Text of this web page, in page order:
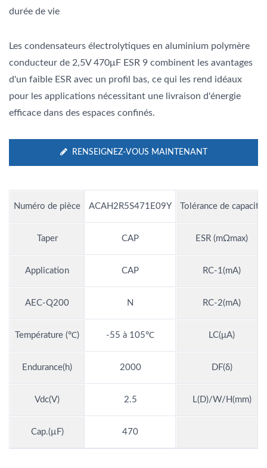
durée de vie
Les condensateurs électrolytiques en aluminium polymère
conducteur de 2,5V 470μF ESR 9 combinent les avantages
d'un faible ESR avec un profil bas, ce qui les rend idéaux
pour les applications nécessitant une livraison d'énergie
efficace dans des espaces confinés.
RENSEIGNEZ-VOUS MAINTENANT
Numéro de pièce ACAH2R5S471E09Y Tolérance de capacité
Taper CAP ESR (mΩmax)
Application CAP RC-1(mA)
AEC-Q200 N RC-2(mA)
Température (℃) -55 à 105℃ LC(μA)
Endurance(h) 2000 DF(δ)
Vdc(V) 2.5 L(D)/W/H(mm)
Cap.(µF) 470